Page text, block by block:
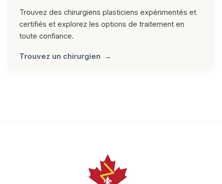
Trouvez des chirurgiens plasticiens expérimentés et
certifiés et explorez les options de traitement en
toute confiance.
Trouvez un chirurgien